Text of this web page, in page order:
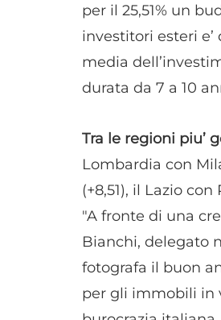
per il 25,51% un
investitori esteri
media
durata da 7 a 10
Tra le regioni piu’
Lombardia con
(+8,51), il Lazio con
"A fronte di una
Bianchi, delegato
fotografa il buon
per gli immobili in